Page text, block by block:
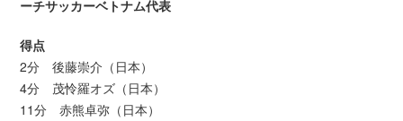
ーチサッカーベトナム代表
得点
2分 後藤崇介（日本）
4分 茂怜羅オズ（日本）
11分 赤熊卓弥（日本）